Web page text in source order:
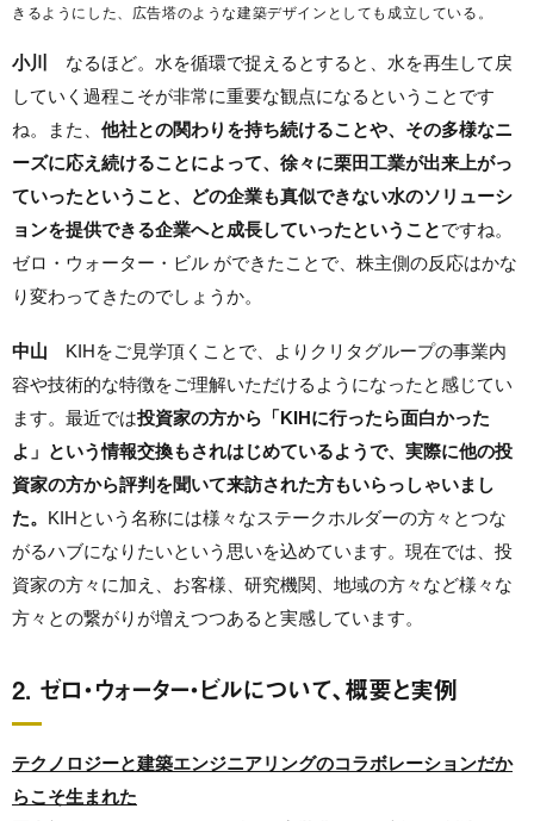
きるようにした、広告塔のような建築デザインとしても成立している。
小川
なるほど。水を循環で捉えるとすると、水を再生して戻
していく過程こそが非常に重要な観点になるということです
ね。また、 他社との関わりを持ち続けることや、その多様なニ
ーズに応え続けることによって、徐々に栗田工業が出来上がっ
ていったということ、どの企業も真似できない水のソリューシ
ョンを提供できる企業へと成長していったということですね。
ゼロ・ウォーター・ビル ができたことで、株主側の反応はかな
り変わってきたのでしょうか。
中山 KIHをご見学頂くことで、よりクリタグループの事業内
容や技術的な特徴をご理解いただけるようになったと感じてい
ます。最近では投資家の方から 「KIHに行ったら面白かった
よ」という情報交換もされはじめているようで、実際に他の投
資家の方から評判を聞いて来訪された方もいらっしゃいまし
た。 KIHという名称には様々なステークホルダーの方々とつな
がるハブになりたいという思いを込めています。現在では、投
資家の方々に加え、お客様、研究機関、地域の方々など様々な
方々との繋がりが増えつつあると実感しています。
2. ゼロ・ウォーター・ビルについて、概要と実例
テクノロジーと建築エンジニアリングのコラボレーションだか
らこそ生まれた